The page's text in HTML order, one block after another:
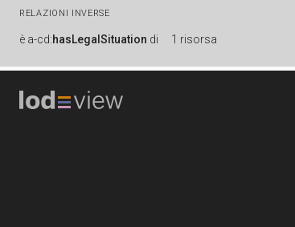
RELAZIONI INVERSE
è a-cd:hasLegalSituation di 1 risorsa